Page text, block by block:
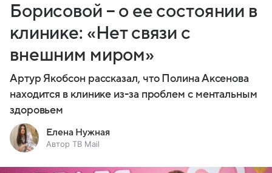
Борисовой – о ее состоянии в
клинике: «Нет связи с
внешним миром»
Артур Якобсон рассказал, что Полина Аксенова
находится в клинике из-за проблем с ментальным
здоровьем
Елена Нужная
Автор ТВ Mail